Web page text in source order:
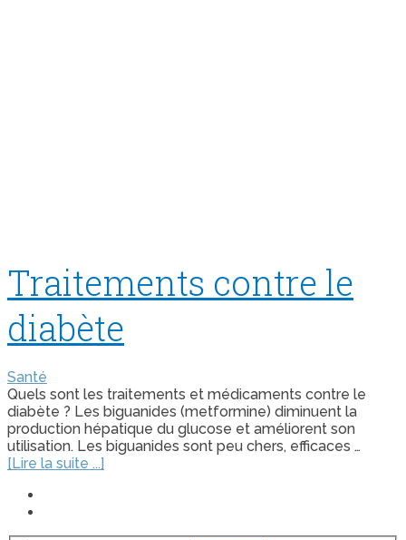
Traitements contre le
diabète
Santé
Quels sont les traitements et médicaments contre le
diabète ? Les biguanides (metformine) diminuent la
production hépatique du glucose et améliorent son
utilisation. Les biguanides sont peu chers, efficaces …
[Lire la suite ...]